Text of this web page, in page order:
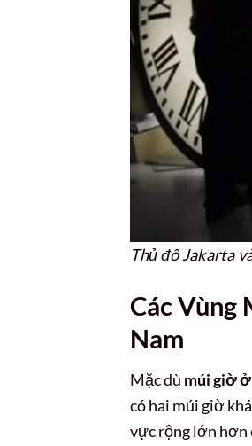
Thủ đô Jakarta
Các Vùng
Nam
Mặc dù múi giờ
có hai múi giờ
vực rộng lớn hơn